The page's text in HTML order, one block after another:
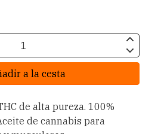
a la cesta
de alta pureza. 100%
de cannabis para